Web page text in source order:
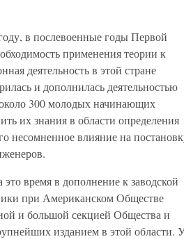
в послевоенные годы Первой
применения теории к
деятельность в этой стране
и дополнилась деятельностью
300 молодых начинающих
их знания в области определения
несомненное влияние на
время в дополнение к заводской
при Американском Обществе
и большой секцией Общества и
изданием в этой области.